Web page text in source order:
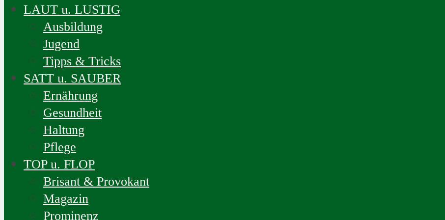
LAUT u. LUSTIG
Ausbildung
Jugend
Tipps & Tricks
SATT u. SAUBER
Ernährung
Gesundheit
Haltung
Pflege
TOP u. FLOP
Brisant & Provokant
Magazin
Prominenz